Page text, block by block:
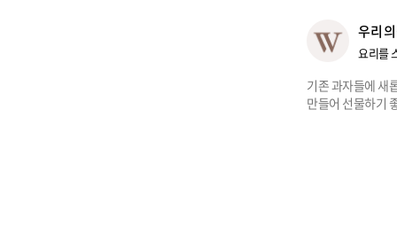
우리
요리를
기존 과자들에 새
만들어 선물하기